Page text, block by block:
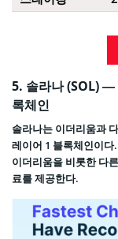
5. 솔라나 (SOL) —
록체인
솔라나는 이더리움과
레이어 1 블록체인이
이더리움을 비롯한 다
료를 제공한다.